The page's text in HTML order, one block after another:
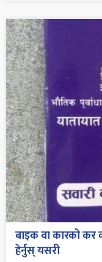
बाइक वा कारको कर
हेर्नुस् यसरी